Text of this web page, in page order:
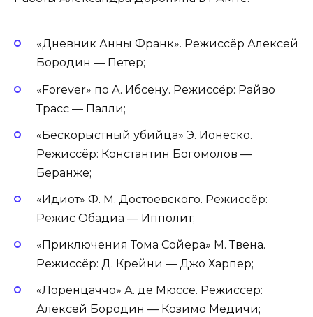
«Дневник Анны Франк». Режиссёр Алексей
Бородин — Петер;
«Forever» по А. Ибсену. Режиссёр: Райво
Трасс — Палли;
«Бескорыстный убийца» Э. Ионеско.
Режиссёр: Константин Богомолов —
Беранже;
«Идиот» Ф. М. Достоевского. Режиссёр:
Режис Обадиа — Ипполит;
«Приключения Тома Сойера» М. Твена.
Режиссёр: Д. Крейни — Джо Харпер;
«Лоренцаччо» А. де Мюссе. Режиссёр:
Алексей Бородин — Козимо Медичи;